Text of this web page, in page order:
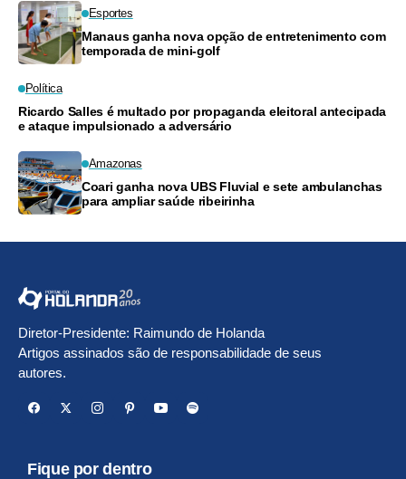
Esportes
Manaus ganha nova opção de entretenimento com
temporada de mini-golf
Política
Ricardo Salles é multado por propaganda eleitoral antecipada
e ataque impulsionado a adversário
Amazonas
Coari ganha nova UBS Fluvial e sete ambulanchas
para ampliar saúde ribeirinha
Diretor-Presidente: Raimundo de Holanda
Artigos assinados são de responsabilidade de seus
autores.
Fique por dentro